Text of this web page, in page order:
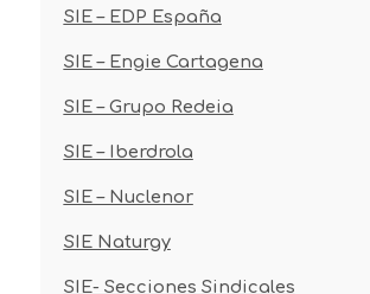
SIE – EDP España
SIE – Engie Cartagena
SIE – Grupo Redeia
SIE – Iberdrola
SIE – Nuclenor
SIE Naturgy
SIE- Secciones Sindicales